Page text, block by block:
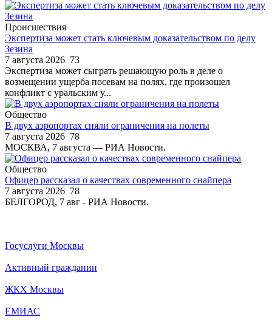
Происшествия
Экспертиза может стать ключевым доказательством по делу
Зезина
7 августа 2026 73
Экспертиза может сыграть решающую роль в деле о
возмещении ущерба посевам на полях, где произошел
конфликт с уральским у...
Общество
В двух аэропортах сняли ограничения на полеты
7 августа 2026 78
МОСКВА, 7 августа — РИА Новости.
Общество
Офицер рассказал о качествах современного снайпера
7 августа 2026 78
БЕЛГОРОД, 7 авг - РИА Новости.
Госуслуги Москвы
Активный гражданин
ЖКХ Москвы
ЕМИАС